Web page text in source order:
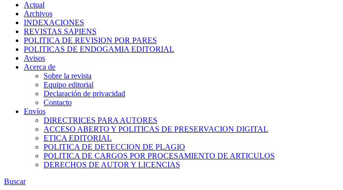
Actual
Archivos
INDEXACIONES
REVISTAS SAPIENS
POLITICA DE REVISION POR PARES
POLITICAS DE ENDOGAMIA EDITORIAL
Avisos
Acerca de
Sobre la revista
Equipo editorial
Declaración de privacidad
Contacto
Envíos
DIRECTRICES PARA AUTORES
ACCESO ABERTO Y POLITICAS DE PRESERVACION DIGITAL
ETICA EDITORIAL
POLITICA DE DETECCION DE PLAGIO
POLITICA DE CARGOS POR PROCESAMIENTO DE ARTICULOS
DERECHOS DE AUTOR Y LICENCIAS
Buscar